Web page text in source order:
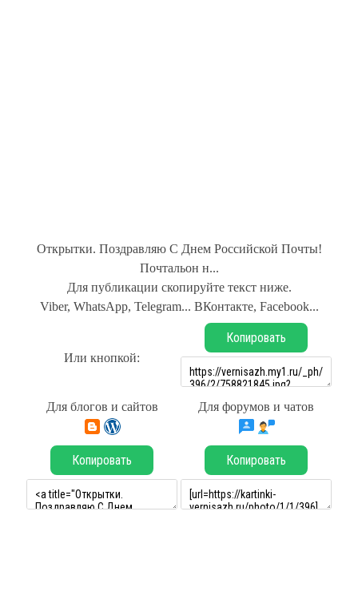
Открытки. Поздравляю С Днем Российской Почты!
Почтальон н...
Для публикации скопируйте текст ниже.
Viber, WhatsApp, Telegram... ВКонтакте, Facebook...
Или кнопкой:
Копировать
Для блогов и сайтов Для форумов и чатов
Копировать Копировать